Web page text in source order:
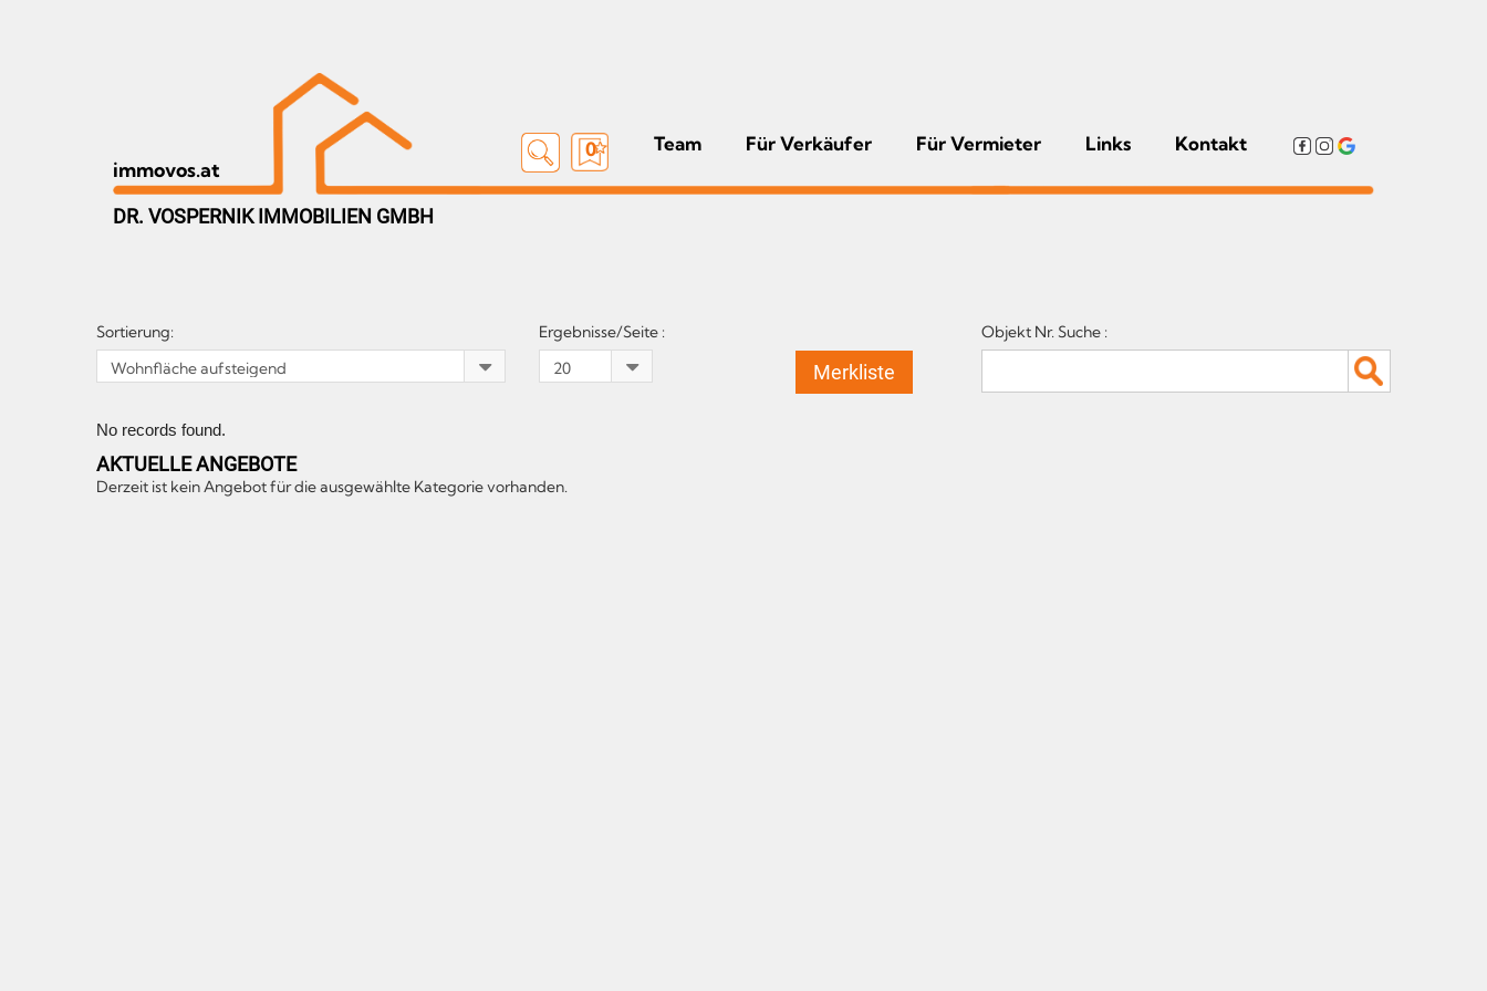
immovos.at
0 Team Für Verkäufer Für Vermieter Links Kontakt
DR. VOSPERNIK IMMOBILIEN GMBH
Sortierung: Ergebnisse/Seite :
Merkliste
Objekt Nr. Suche :
No records found.
AKTUELLE ANGEBOTE
Derzeit ist kein Angebot für die ausgewählte Kategorie vorhanden.